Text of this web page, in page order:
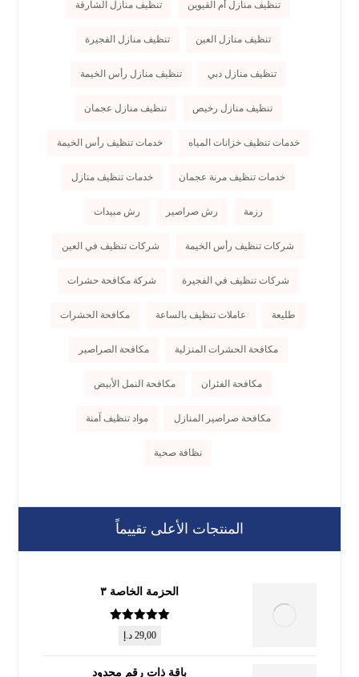
تنظيف منازل أم القيوين تنظيف منازل الشارقة
تنظيف منازل العين تنظيف منازل الفجيرة
تنظيف منازل دبي تنظيف منازل رأس الخيمة
تنظيف منازل رخيص تنظيف منازل عجمان
خدمات تنظيف خزانات المياه خدمات تنظيف رأس الخيمة
خدمات تنظيف مرنة عجمان خدمات تنظيف منازل
رزمة رش صراصير رش مبيدات
شركات تنظيف رأس الخيمة شركات تنظيف في العين
شركات تنظيف في الفجيرة شركة مكافحة حشرات
طليعة عاملات تنظيف بالساعة مكافحة الحشرات
مكافحة الحشرات المنزلية مكافحة الصراصير
مكافحة الفئران مكافحة النمل الأبيض
مكافحة صراصير المنازل مواد تنظيف آمنة
نظافة صحية
المنتجات الأعلى تقييماً
الحزمة الخاصة ٣
تم التقييم
من 5
29,00 د.إ
باقة ذات رقم محدود